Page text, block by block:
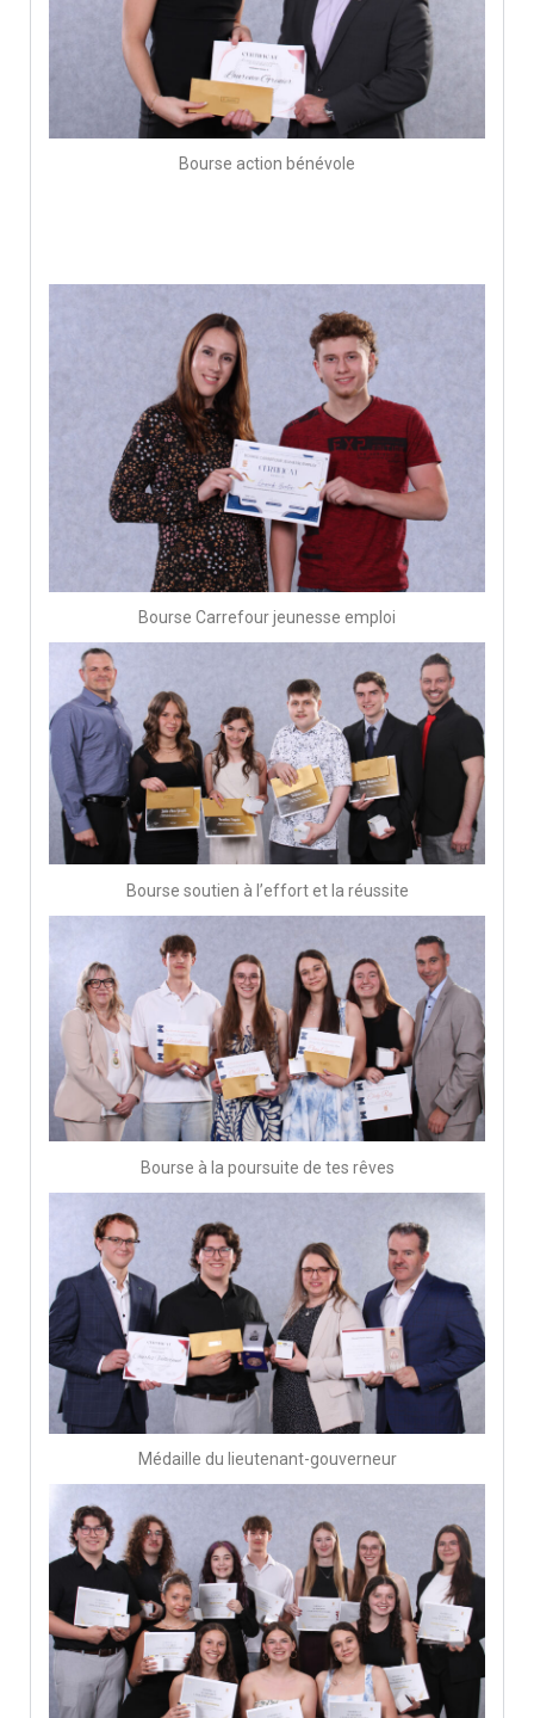
Bourse action bénévole
Bourse Carrefour jeunesse emploi
Bourse soutien à l’effort et la réussite
Bourse à la poursuite de tes rêves
Médaille du lieutenant-gouverneur